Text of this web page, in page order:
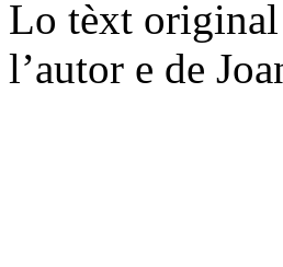
Lo tèxt original
l’autor e de